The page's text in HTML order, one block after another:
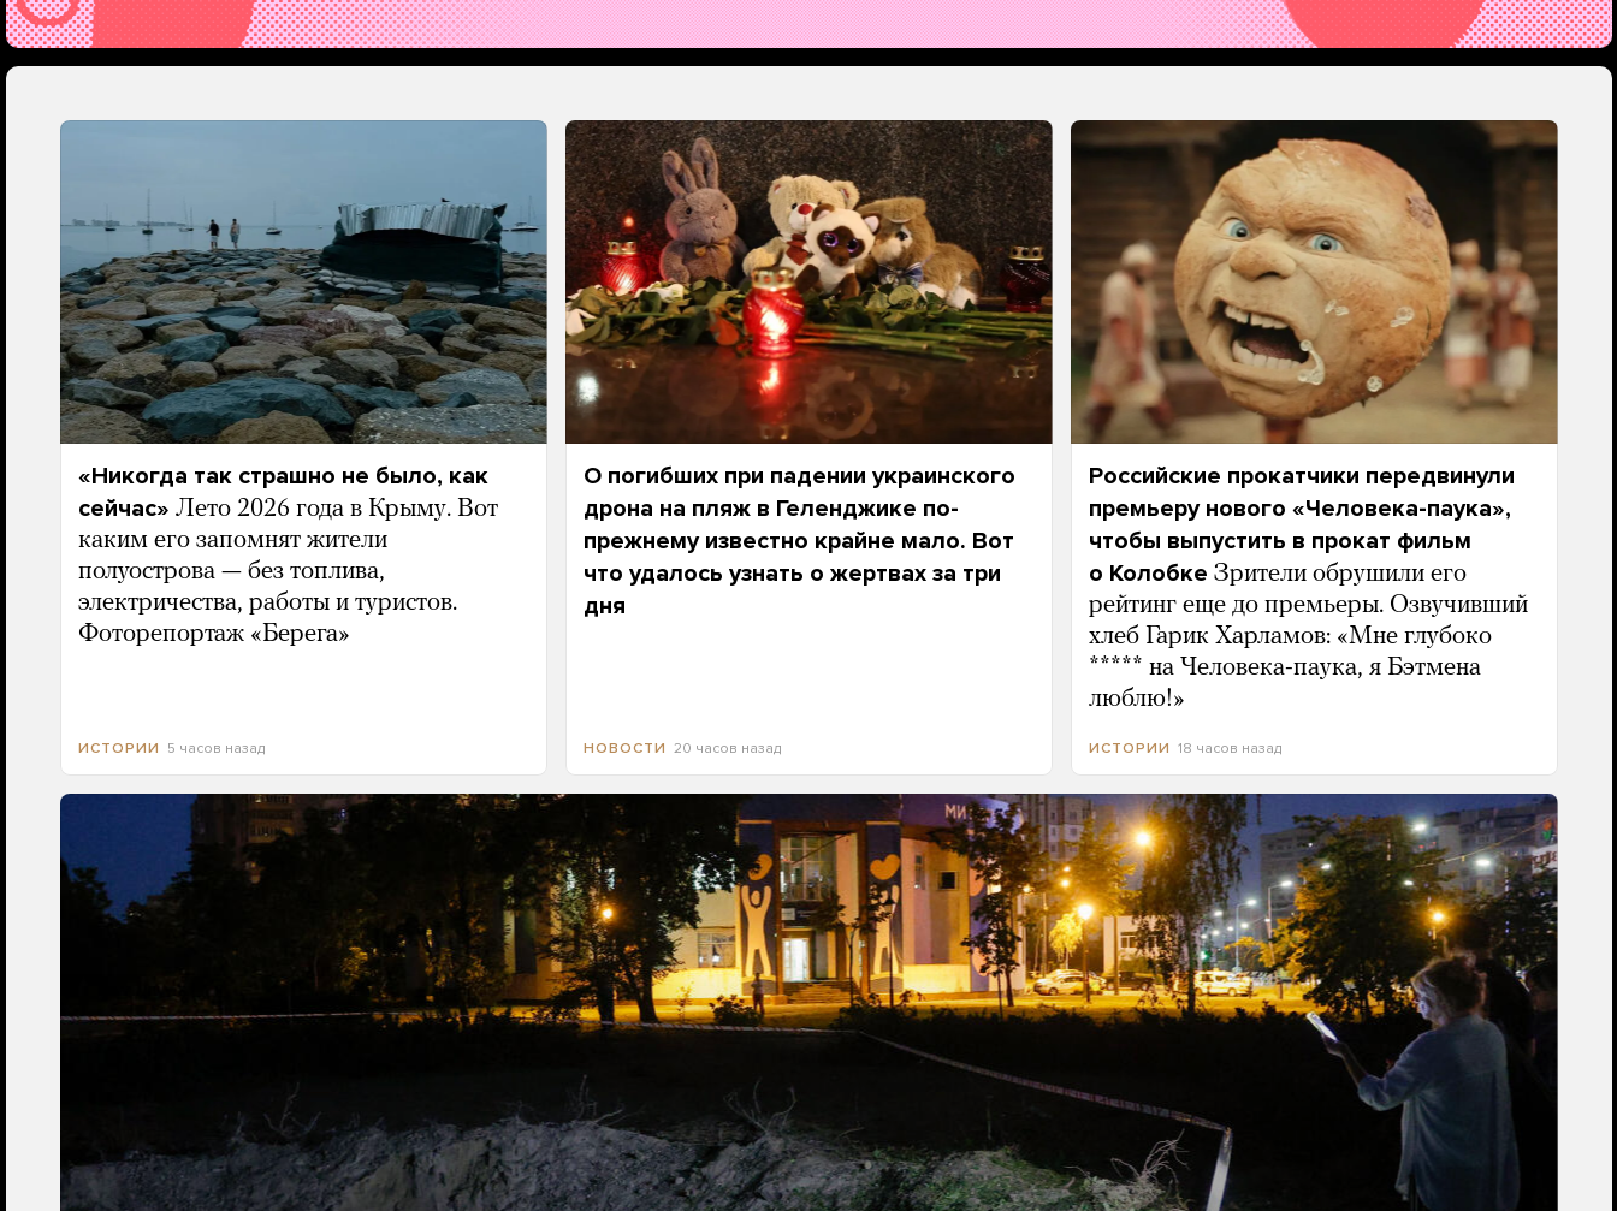
«Никогда так страшно не было, как
сейчас» Лето 2026 года в Крыму. Вот
каким его запомнят жители
полуострова — без топлива,
электричества, работы и туристов.
Фоторепортаж «Берега»
ИСТОРИИ 5 часов назад
О погибших при падении украинского
дрона на пляж в Геленджике по-
прежнему известно крайне мало. Вот
что удалось узнать о жертвах за три
дня
НОВОСТИ 20 часов назад
Российские прокатчики передвинули
премьеру нового «Человека-паука»,
чтобы выпустить в прокат фильм
о Колобке Зрители обрушили его
рейтинг еще до премьеры. Озвучивший
хлеб Гарик Харламов: «Мне глубоко
***** на Человека-паука, я Бэтмена
люблю!»
ИСТОРИИ 18 часов назад